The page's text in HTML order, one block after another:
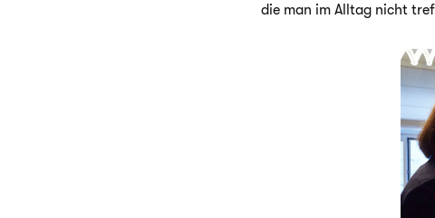
die man im Alltag nicht